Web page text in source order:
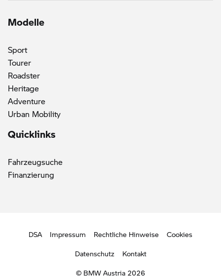
Modelle
Sport
Tourer
Roadster
Heritage
Adventure
Urban Mobility
Quicklinks
Fahrzeugsuche
Finanzierung
DSA Impressum Rechtliche Hinweise
Cookies
Datenschutz
Kontakt
© BMW Austria 2026